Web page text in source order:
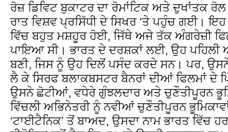
ਰੋਜ਼ ਡਿਵਿਟ ਬੁਕਾਟਰ ਦਾ ਰੋਮਾਂਟਿਕ ਅਤੇ ਦੁਖਾਂਤਕ
ਰਾਤ ਵਿਸ਼ਵ ਪ੍ਰਸਿੱਧੀ ਦੇ ਸਿਖਰ ‘ਤੇ ਪਹੁੰਚ ਗਈ।
ਵਿੱਚ ਬਹੁਤ ਮਸ਼ਹੂਰ ਹੋਈ, ਜਿੱਥੇ ਅਜੇ ਤੱਕ ਅੰਗਰੇਜ਼ੀ
ਪਾਇਆ ਸੀ। ਭਾਰਤ ਦੇ ਦਰਸ਼ਕਾਂ ਲਈ, ਉਹ ਪਹਿਲੀ
ਬਣੀ, ਜਿਸ ਨੂੰ ਉਹ ਦਿਲੋਂ ਪਸੰਦ ਕਰਦੇ ਸਨ। ਪਰ,
ਲੈ ਕੇ ਸਿਰਫ ਬਲਾਕਬਸਟਰ ਬੈਨਰਾਂ ਦੀਆਂ ਫਿਲਮਾਂ ਦੇ
ਉਸਨੇ ਛੋਟੀਆਂ, ਵਧੇਰੇ ਗੁੰਝਲਦਾਰ ਅਤੇ ਚੁਣੌਤੀਪੂਰਨ
ਵਿੱਚਲੀ ਅਭਿਨੇਤਰੀ ਨੂੰ ਨਵੀਆਂ ਚੁਣੌਤੀਪੂਰਨ
‘ਟਾਈਟੈਨਿਕ’ ਤੋਂ ਬਾਅਦ, ਉਸਦਾ ਨਾਮ ਭਾਰਤ ਵਿੱਚ